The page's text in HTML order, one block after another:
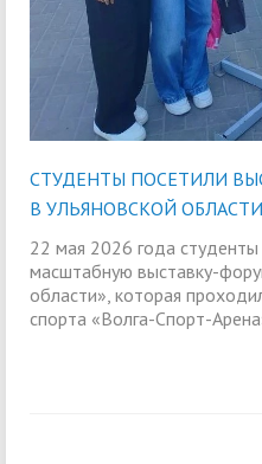
СТУДЕНТЫ ПОСЕТИЛИ
В УЛЬЯНОВСКОЙ
22 мая 2026 года
масштабную выставку-
области», которая
спорта «Волга-Спорт-